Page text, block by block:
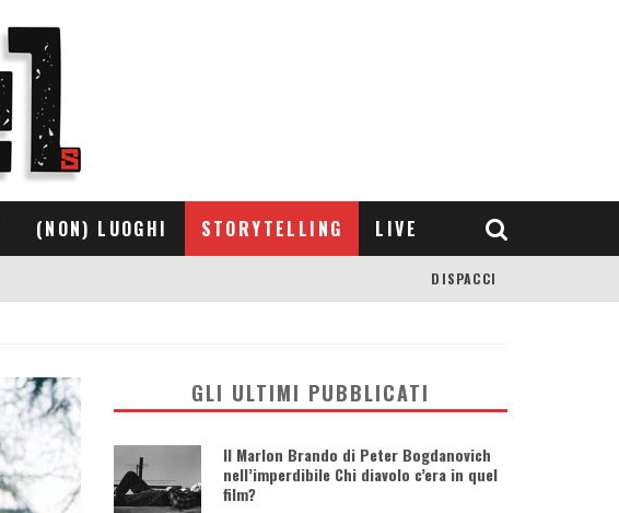
(NON) LUOGHI STORYTELLING LIVE
DISPACCI
GLI ULTIMI PUBBLICATI
Il Marlon Brando di Peter Bogdanovich
nell’imperdibile Chi diavolo c’era in quel
film?